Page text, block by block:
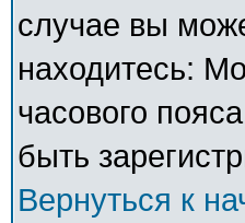
случае вы
находитесь:
часового
быть
Вернуться к